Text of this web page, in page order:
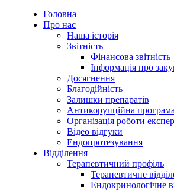
Головна
Про нас
Наша історія
Звітність
Фінансова звітність
Інформація про
Досягнення
Благодійність
Залишки препаратів
Антикорупційна програма
Організація роботи
Відео відгуки
Ендопротезування
Відділення
Терапевтичний профіль
Терапевтичне
Ендокринологічне